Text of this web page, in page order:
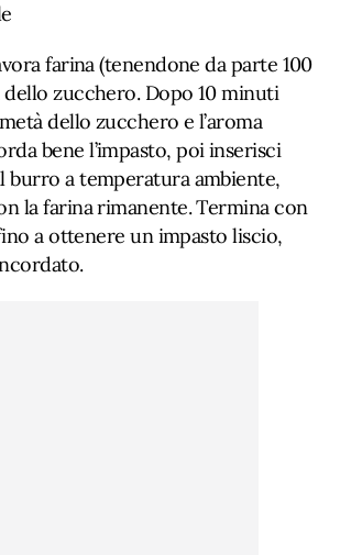
farina (tenendone da parte 100
dello zucchero. Dopo 10 minuti
dello zucchero e l’aroma
bene l’impasto, poi inserisci
burro a temperatura ambiente,
la farina rimanente. Termina con
a ottenere un impasto liscio,